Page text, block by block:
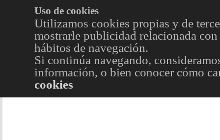
Uso de cookies
Utilizamos cookies propias y de
mostrarle publicidad relacionada
hábitos de navegación.
Si continúa navegando,
información, o bien conocer cómo
cookies